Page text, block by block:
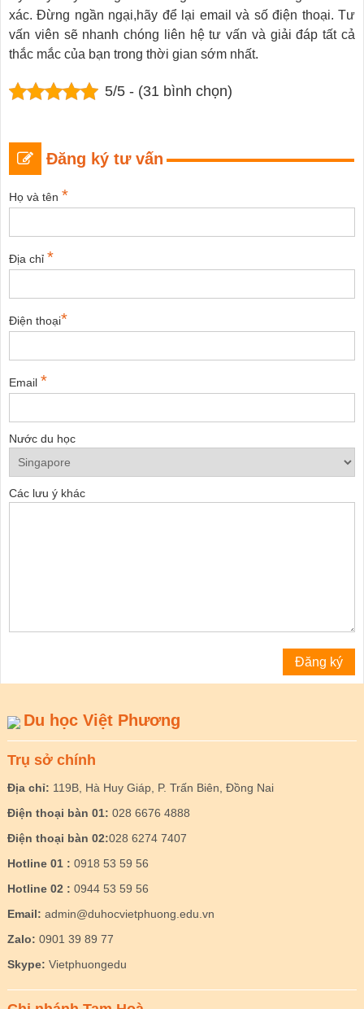
xác. Đừng ngần ngại,hãy để lại email và số điện thoại. Tư
vấn viên sẽ nhanh chóng liên hệ tư vấn và giải đáp tất cả
thắc mắc của bạn trong thời gian sớm nhất.
5/5 - (31 bình chọn)
Đăng ký tư vấn
Họ và tên *
Địa chỉ *
Điện thoại*
Email *
Nước du học
Các lưu ý khác
Du học Việt Phương
Trụ sở chính
Địa chỉ: 119B, Hà Huy Giáp, P. Trấn Biên, Đồng Nai
Điện thoại bàn 01: 028 6676 4888
Điện thoại bàn 02:028 6274 7407
Hotline 01 : 0918 53 59 56
Hotline 02 : 0944 53 59 56
Email: admin@duhocvietphuong.edu.vn
Zalo: 0901 39 89 77
Skype: Vietphuongedu